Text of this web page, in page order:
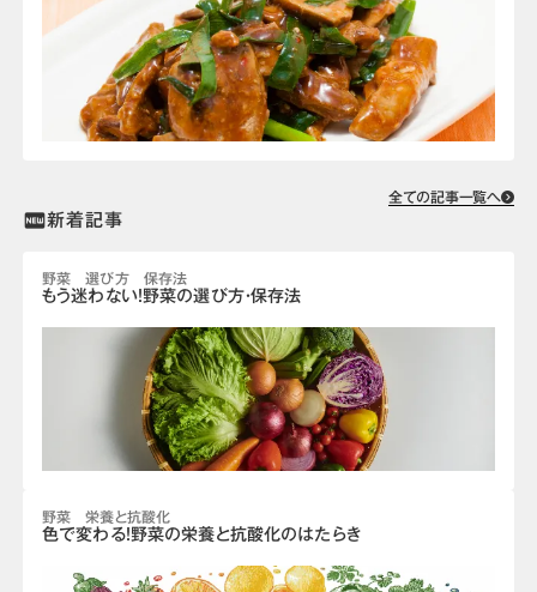
全ての記事一覧へ
fiber_new新着記事
野菜 選び方 保存法
もう迷わない！野菜の選び方・保存法
野菜 栄養と抗酸化
色で変わる！野菜の栄養と抗酸化のはたらき